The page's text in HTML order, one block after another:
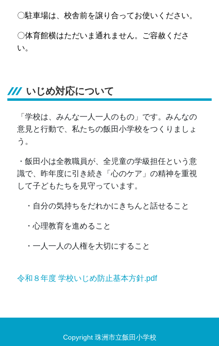
〇駐車場は、校舎前を譲り合ってお使いください。
〇体育館横はただいま通れません。ご容赦くださ
い。
いじめ対応について
「学校は、みんな一人一人のもの」です。みんなの
意見と行動で、私たちの飯田小学校をつくりましょ
う。
・飯田小は全教職員が、全児童の学級担任という意
識で、昨年度に引き続き「心のケア」の精神を重視
して子どもたちを見守っています。
・自分の気持ちをだれかにきちんと話せること
・心理教育を進めること
・一人一人の人権を大切にすること
令和８年度 学校いじめ防止基本方針.pdf
Copyright 珠洲市立飯田小学校